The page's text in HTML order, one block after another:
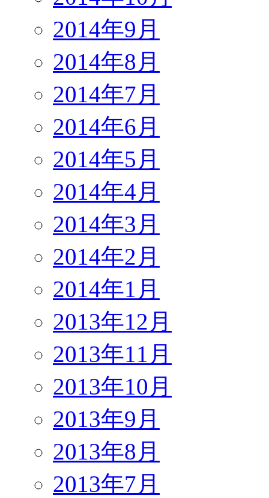
2014年9月
2014年8月
2014年7月
2014年6月
2014年5月
2014年4月
2014年3月
2014年2月
2014年1月
2013年12月
2013年11月
2013年10月
2013年9月
2013年8月
2013年7月